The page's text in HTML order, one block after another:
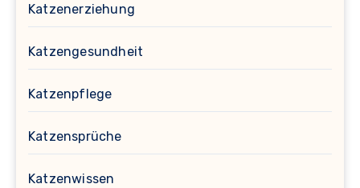
Katzenerziehung
Katzengesundheit
Katzenpflege
Katzensprüche
Katzenwissen